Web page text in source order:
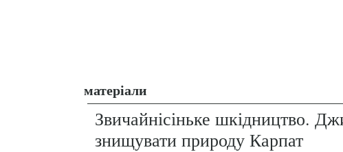
матеріали
Звичайнісіньке шкідництво.
знищувати природу Карпат